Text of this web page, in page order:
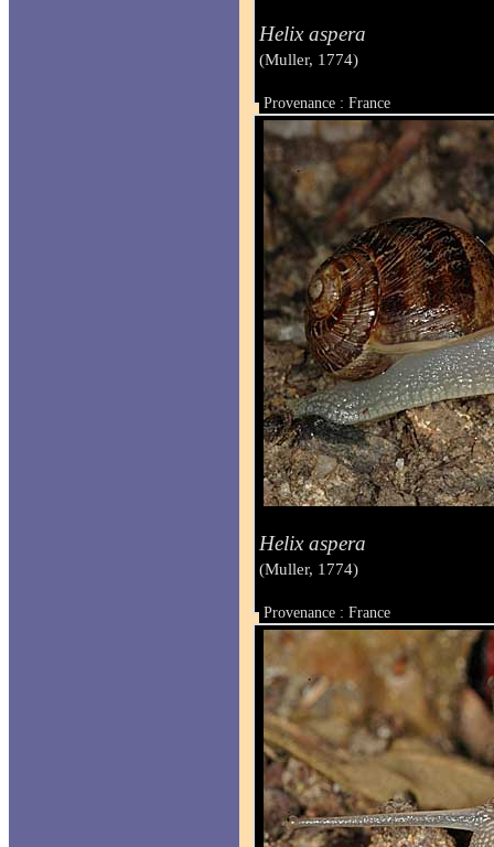
Helix aspera
(Muller, 1774)
Provenance : France
Taille :
Helix aspera
(Muller, 1774)
Provenance : France
Taille :